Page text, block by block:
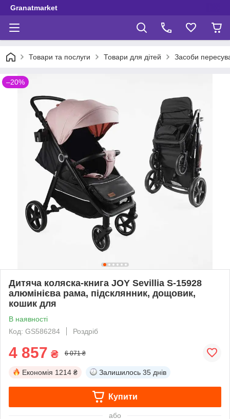
Granatmarket
Товари та послуги Товари для дітей Засоби
–20%
Дитяча коляска-книга JOY Sevillia S-15928
алюмінієва рама, підсклянник, дощовик,
кошик для
В наявності
Код: GS586284
Роздріб
4 857 ₴ 6 071 ₴
Економія 1214 ₴ Залишилось 35 днів
Купити
або